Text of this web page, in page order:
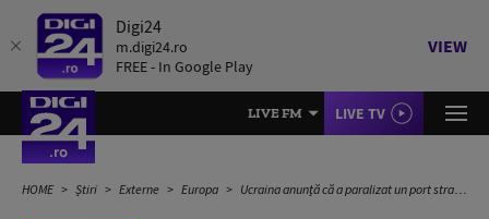
Digi24
m.digi24.ro
FREE - In Google Play
VIEW
LIVE FM LIVE TV
HOME Știri Externe Europa Ucraina anunță că a paralizat un port strategic folosit de Rusia pentru aprovizionarea frontului